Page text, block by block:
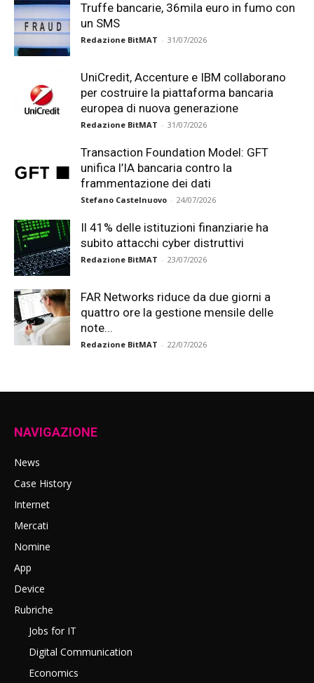
Truffe bancarie, 36mila euro in fumo con
un SMS
Redazione BitMAT - 31/07/2026
UniCredit, Accenture e IBM collaborano
per costruire la piattaforma bancaria
europea di nuova generazione
Redazione BitMAT - 31/07/2026
Transaction Foundation Model: GFT
unifica l’IA bancaria contro la
frammentazione dei dati
Stefano Castelnuovo - 24/07/2026
Il 41% delle istituzioni finanziarie ha
subito attacchi cyber distruttivi
Redazione BitMAT - 23/07/2026
FAR Networks riduce da due giorni a
quattro ore la gestione mensile delle
note...
Redazione BitMAT - 22/07/2026
NAVIGAZIONE
News
Case History
Internet
Mercati
Nomine
App
Device
Rubriche
Jobs for IT
Digital Communication
Economics